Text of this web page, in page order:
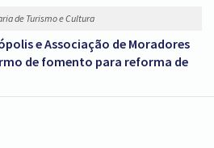
de Turismo e Cultura
e Associação de Moradores
de fomento para reforma de